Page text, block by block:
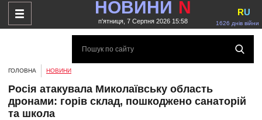
НОВИНИ N
п'ятниця, 7 Серпня 2026 15:58 1626 днів війни
RU
ГОЛОВНА НОВИНИ
Росія атакувала Миколаївську область
дронами: горів склад, пошкоджено санаторій
та школа